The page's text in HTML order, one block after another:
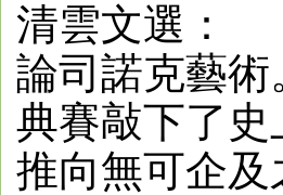
清雲文選：
論司諾克藝
典賽敲下了
推向無可企